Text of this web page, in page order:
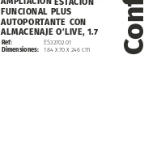
Ref:
Dimensiones:
ES32702.01
184 x 70 x 246 cm
FUNCIONAL PLUS
AUTOPORTANTE CON
ALMACENAJE O’LIVE, 1.7